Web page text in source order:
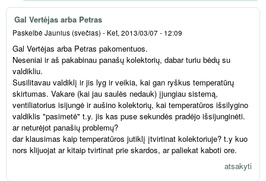
Gal Vertėjas arba Petras
Paskelbė Jaunius (svečias) - Ket, 2013/03/07 - 12:09
Gal Vertėjas arba Petras pakomentuos.
Neseniai ir aš pakabinau panašų kolektorių, dabar turiu bėdų su
valdikliu.
Susilitavau valdiklį ir jis lyg ir veikia, kai gan ryškus temperatūrų
skirtumas. Vakare (kai jau saulės nedauk) įjungiau sistemą,
ventiliatorius isijungė ir aušino kolektorių, kai temperatūros išsilygino
valdiklis "pasimetė" t.y. jis kas puse sekundės pradėjo išsijunginėti.
ar neturėjot panašių problemų?
dar klausimas kaip temperatūros jutiklį įtvirtinat kolektoriuje? t.y kuo
nors klijuojat ar kitaip tvirtinat prie skardos, ar paliekat kaboti ore.
atsakyti